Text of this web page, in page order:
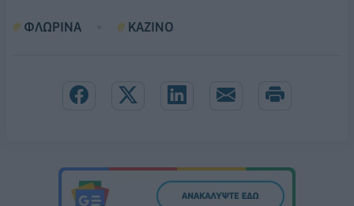
ΦΛΩΡΙΝΑ
ΚΑΖΙΝΟ